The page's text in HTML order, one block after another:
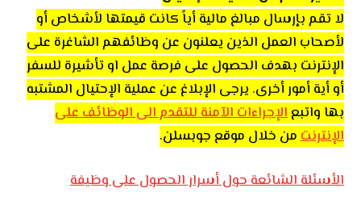
لا تقم بإرسال مبالغ مالية أياً كانت قيمتها لأشخاص أو
لأصحاب العمل الذين يعلنون عن وظائفهم الشاغرة على
الإنترنت بهدف الحصول على فرصة عمل او تأشيرة للسفر
أو أية أمور أخرى. يرجى الإبلاغ عن عملية الإحتيال المشتبه
بها واتبعالإجراءات الآمنة للتقدم الى الوظائف على
الإنترنتمن خلال موقع جوبسلن.
الأسئلة الشائعة حول أسرار الحصول على وظيفة